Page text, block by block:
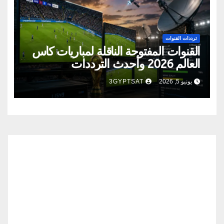
ترددات القنوات
القنوات المفتوحة الناقلة لمباريات كأس
العالم 2026 وأحدث الترددات
يونيو 5, 2026 3GYPTSAT